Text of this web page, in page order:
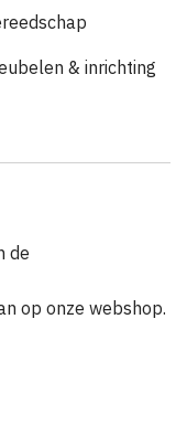
& inrichting
de
op onze webshop.